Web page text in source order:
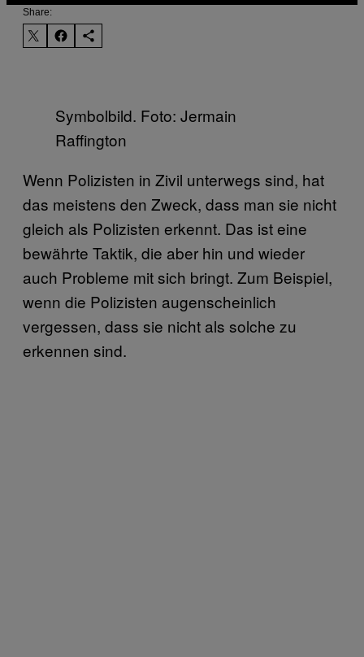
Share:
Symbolbild. Foto: Jermain
Raffington
Wenn Polizisten in Zivil unterwegs sind, hat
das meistens den Zweck, dass man sie nicht
gleich als Polizisten erkennt. Das ist eine
bewährte Taktik, die aber hin und wieder
auch Probleme mit sich bringt. Zum Beispiel,
wenn die Polizisten augenscheinlich
vergessen, dass sie nicht als solche zu
erkennen sind.